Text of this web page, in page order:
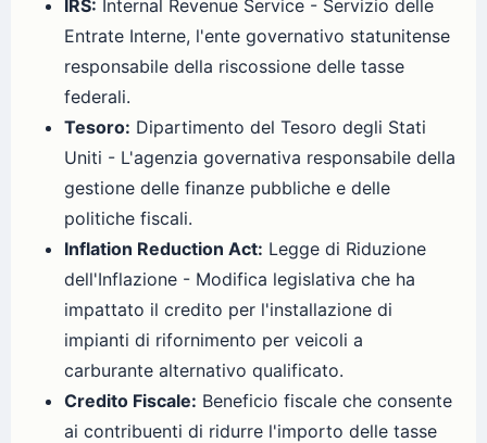
IRS: Internal Revenue Service - Servizio delle
Entrate Interne, l'ente governativo statunitense
responsabile della riscossione delle tasse
federali.
Tesoro: Dipartimento del Tesoro degli Stati
Uniti - L'agenzia governativa responsabile della
gestione delle finanze pubbliche e delle
politiche fiscali.
Inflation Reduction Act: Legge di Riduzione
dell'Inflazione - Modifica legislativa che ha
impattato il credito per l'installazione di
impianti di rifornimento per veicoli a
carburante alternativo qualificato.
Credito Fiscale: Beneficio fiscale che consente
ai contribuenti di ridurre l'importo delle tasse